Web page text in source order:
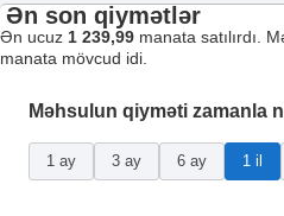
Ən son qiymətlər
Ən ucuz 1 239,99 manata satılırdı.
manata mövcud idi.
Məhsulun qiyməti zamanla
1 ay 3 ay 6 ay 1 il